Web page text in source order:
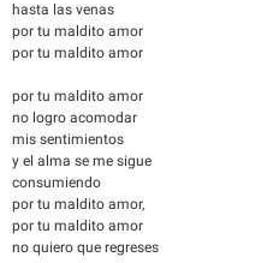
hasta las venas
por tu maldito amor
por tu maldito amor
por tu maldito amor
no logro acomodar
mis sentimientos
y el alma se me sigue
consumiendo
por tu maldito amor,
por tu maldito amor
no quiero que regreses